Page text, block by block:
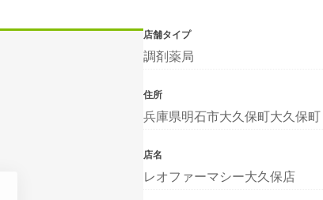
店舗タイプ
調剤薬局
住所
兵庫県明石市大久保町大久保町
店名
レオファーマシー大久保店